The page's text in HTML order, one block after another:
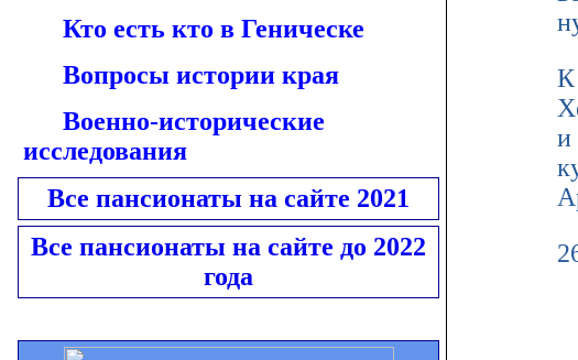
Кто есть кто в Геническе
Вопросы истории края
Военно-исторические
исследования
Все пансионаты на сайте 2021
Все пансионаты на сайте до 2022
года
К
и